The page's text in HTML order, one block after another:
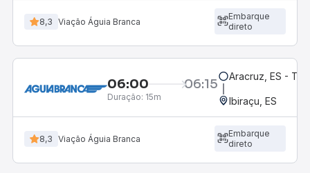
8,3 Viação Águia Branca
Embarque
direto
06:00 06:15
Duração: 15m
Aracruz, ES -
Ibiraçu, ES
8,3 Viação Águia Branca
Embarque
direto